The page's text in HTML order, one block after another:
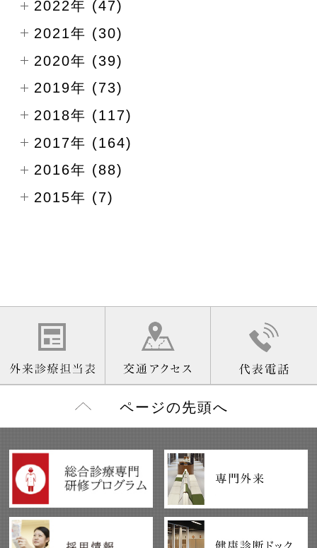
2022年 (47)
2021年 (30)
2020年 (39)
2019年 (73)
2018年 (117)
2017年 (164)
2016年 (88)
2015年 (7)
ページの先頭へ